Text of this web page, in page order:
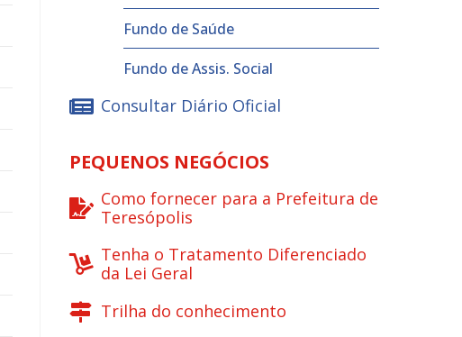
Fundo de Saúde
Fundo de Assis. Social
Consultar Diário Oficial
PEQUENOS NEGÓCIOS
Como fornecer para a Prefeitura de
Teresópolis
Tenha o Tratamento Diferenciado
da Lei Geral
Trilha do conhecimento